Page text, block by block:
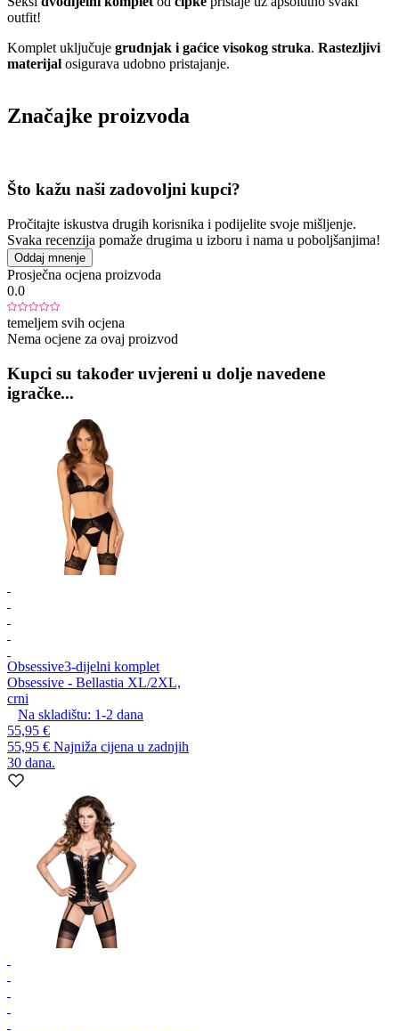
outfit!
Komplet uključuje grudnjak i gaćice visokog struka. Rastezljivi
materijal osigurava udobno pristajanje.
Značajke proizvoda
Što kažu naši zadovoljni kupci?
Pročitajte iskustva drugih korisnika i podijelite svoje mišljenje.
Svaka recenzija pomaže drugima u izboru i nama u poboljšanjima!
Oddaj mnenje
Prosječna ocjena proizvoda
0.0
temeljem svih ocjena
Nema ocjene za ovaj proizvod
Kupci su također uvjereni u dolje navedene
igračke...
Obsessive3-dijelni komplet
Obsessive - Bellastia XL/2XL,
crni
Na skladištu: 1-2 dana
55,95 €
55,95 € Najniža cijena u zadnjih
30 dana.